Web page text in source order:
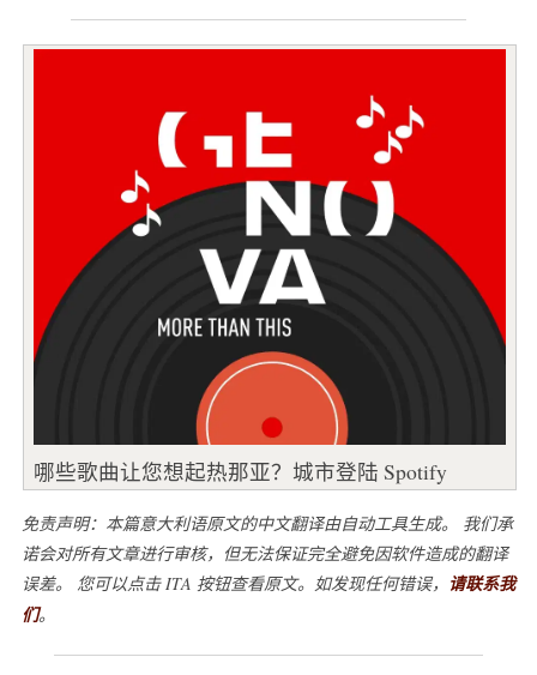
哪些歌曲让您想起热那亚？城市登陆 Spotify
免责声明：本篇意大利语原文的中文翻译由自动工具生成。 我们承
诺会对所有文章进行审核，但无法保证完全避免因软件造成的翻译
误差。 您可以点击 ITA 按钮查看原文。如发现任何错误， 请联系我
们。